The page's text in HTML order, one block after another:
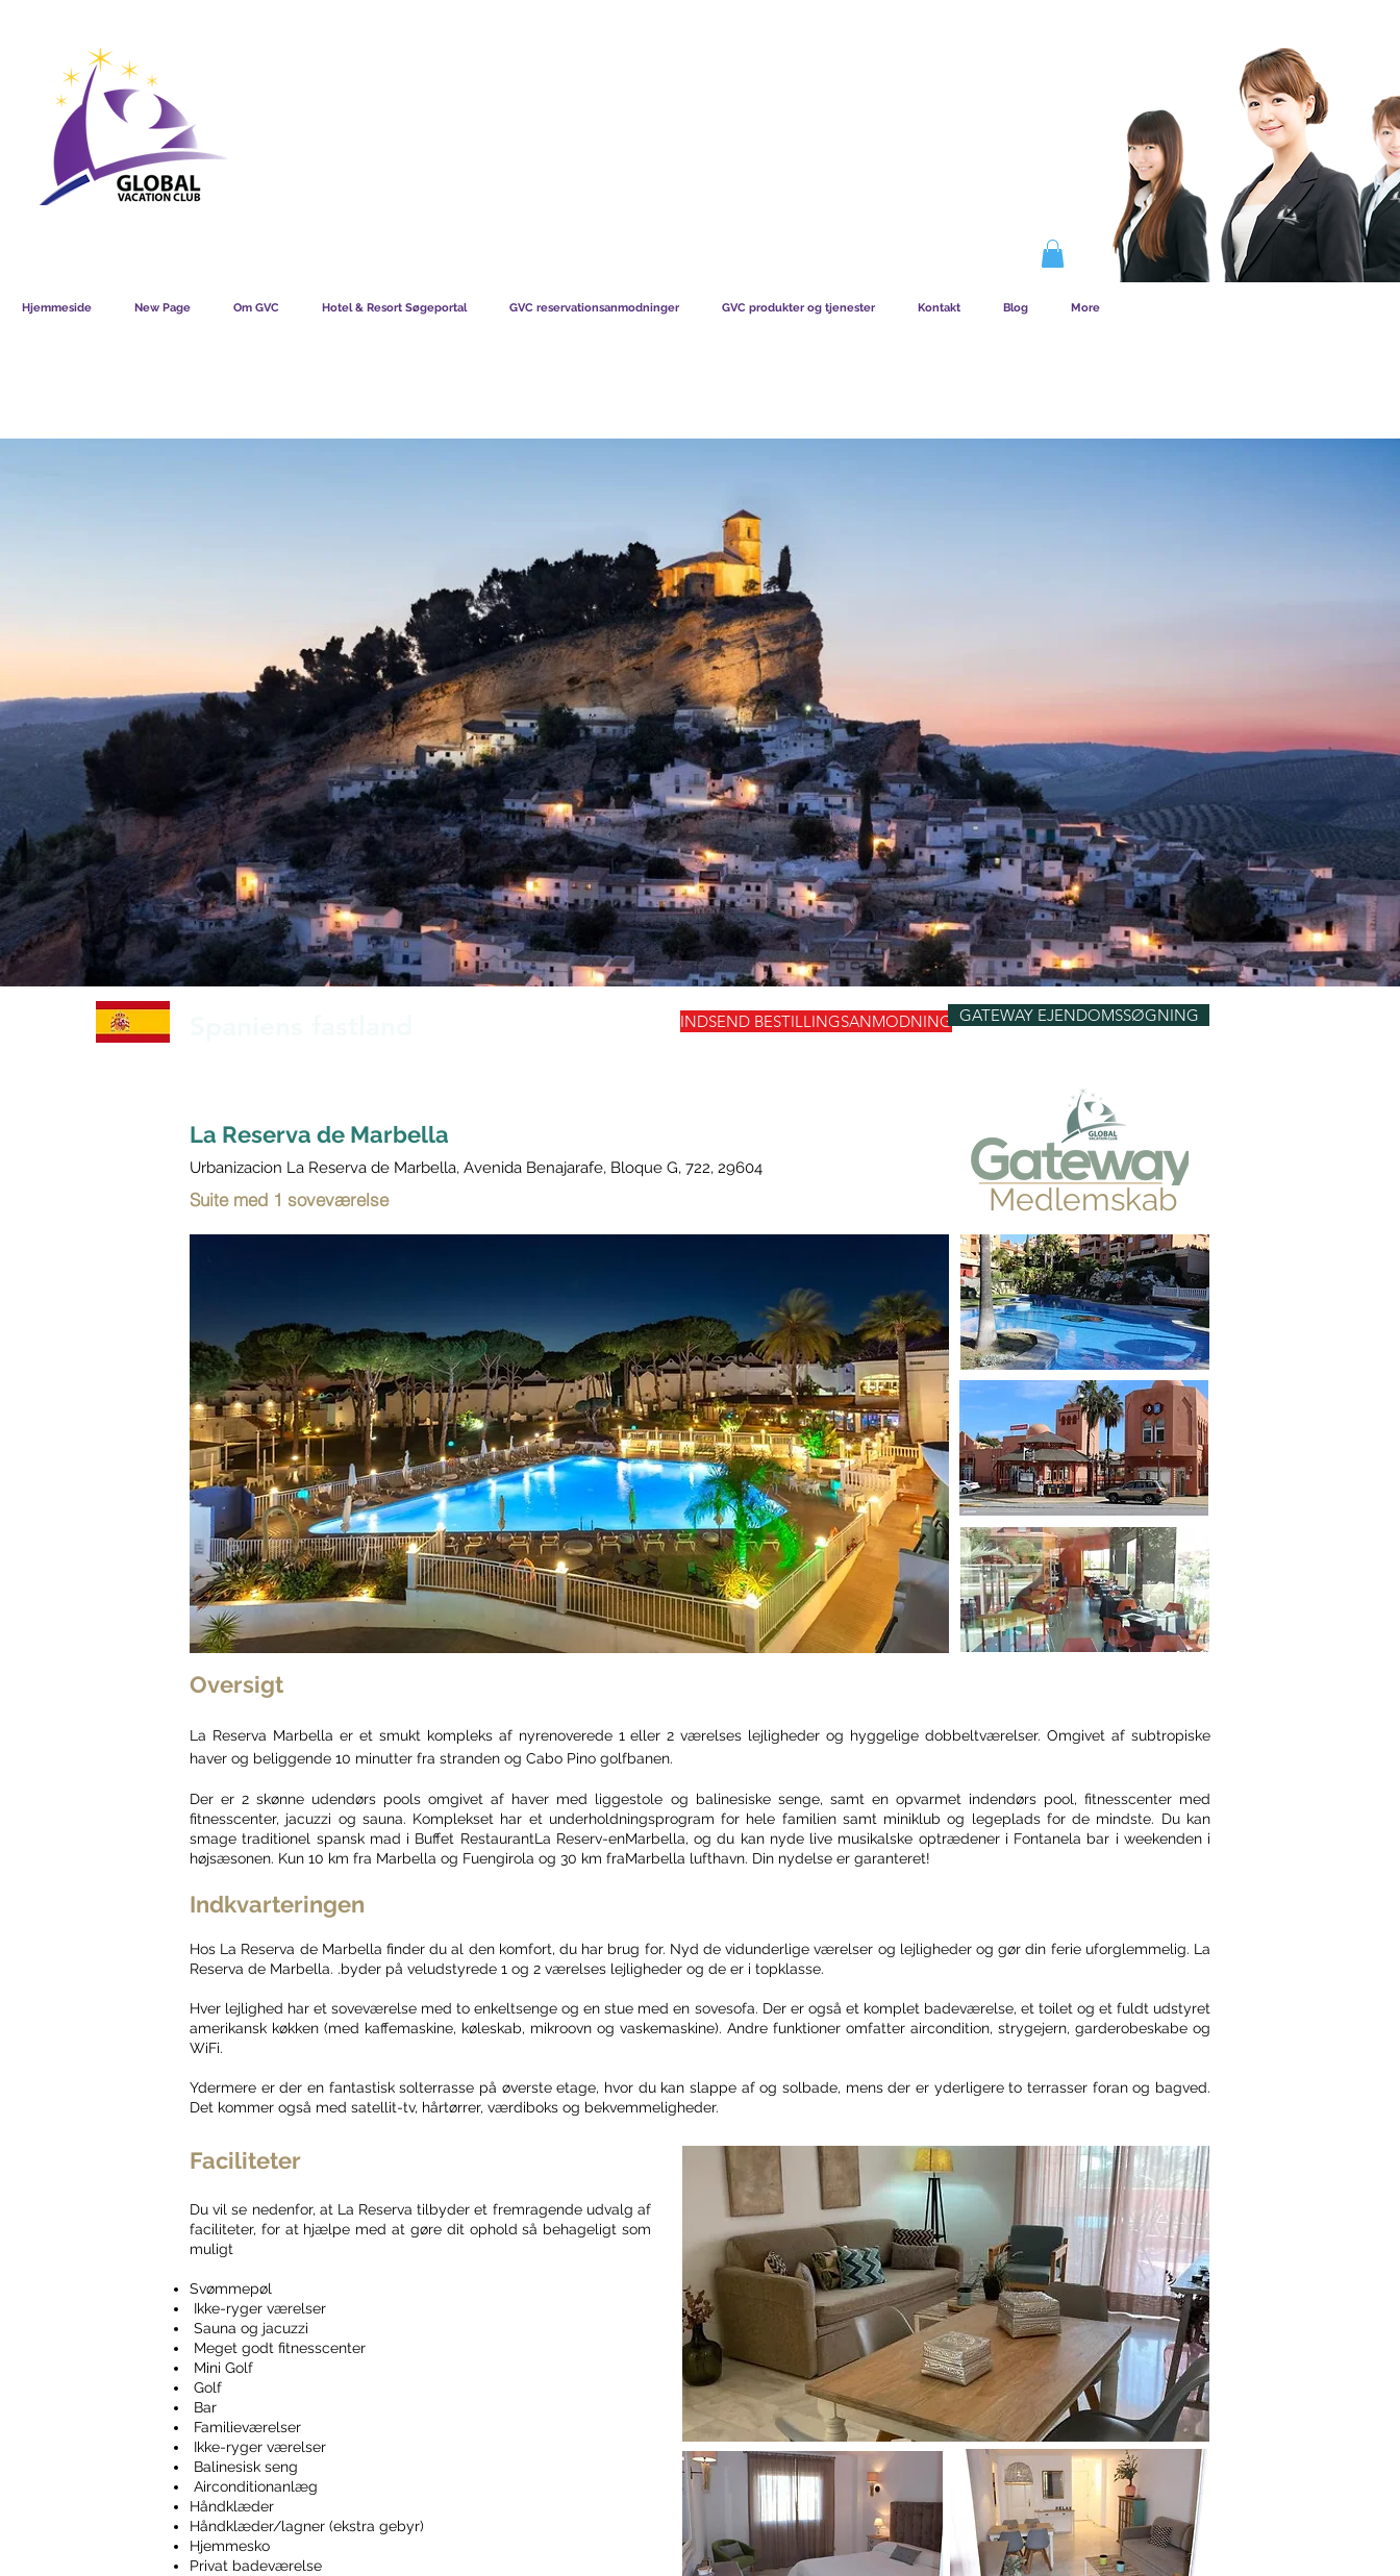
Hjemmeside New Page Om GVC Hotel & Resort Søgeportal GVC reservationsanmodninger GVC produkter og tjenester Kontakt Blog More
INDSEND BESTILLINGSANMODNING
La Reserva de Marbella
Urbanizacion La Reserva de Marbella, Avenida Benajarafe, Bloque G, 722, 29604
Suite med 1 soveværelse Medlemskab
Oversigt
La Reserva Marbella er et smukt kompleks af nyrenoverede 1 eller 2 værelses lejligheder og hyggelige dobbeltværelser. Omgivet af subtropiske
haver og beliggende 10 minutter fra stranden og Cabo Pino golfbanen.
Der er 2 skønne udendørs pools omgivet af haver med liggestole og balinesiske senge, samt en opvarmet indendørs pool, fitnesscenter med
fitnesscenter, jacuzzi og sauna. Komplekset har et underholdningsprogram for hele familien samt miniklub og legeplads for de mindste. Du kan
smage traditionel spansk mad i Buffet RestaurantLa Reserv-enMarbella, og du kan nyde live musikalske optrædener i Fontanela bar i weekenden i
højsæsonen. Kun 10 km fra Marbella og Fuengirola og 30 km fraMarbella lufthavn. Din nydelse er garanteret!
Indkvarteringen
Hos La Reserva de Marbella finder du al den komfort, du har brug for. Nyd de vidunderlige værelser og lejligheder og gør din ferie uforglemmelig. La
Reserva de Marbella. .byder på veludstyrede 1 og 2 værelses lejligheder og de er i topklasse.
Hver lejlighed har et soveværelse med to enkeltsenge og en stue med en sovesofa. Der er også et komplet badeværelse, et toilet og et fuldt udstyret
amerikansk køkken (med kaffemaskine, køleskab, mikroovn og vaskemaskine). Andre funktioner omfatter aircondition, strygejern, garderobeskabe og
WiFi.
Ydermere er der en fantastisk solterrasse på øverste etage, hvor du kan slappe af og solbade, mens der er yderligere to terrasser foran og bagved.
Det kommer også med satellit-tv, hårtørrer, værdiboks og bekvemmeligheder.
Faciliteter
Du vil se nedenfor, at La Reserva tilbyder et fremragende udvalg af
faciliteter, for at hjælpe med at gøre dit ophold så behageligt som
muligt
Svømmepøl
Ikke-ryger værelser
Sauna og jacuzzi
Meget godt fitnesscenter
Mini Golf
Golf
Bar
Familieværelser
Ikke-ryger værelser
Balinesisk seng
Airconditionanlæg
Håndklæder
Håndklæder/lagner (ekstra gebyr)
Hjemmesko
Privat badeværelse
GATEWAY EJENDOMSSØGNING